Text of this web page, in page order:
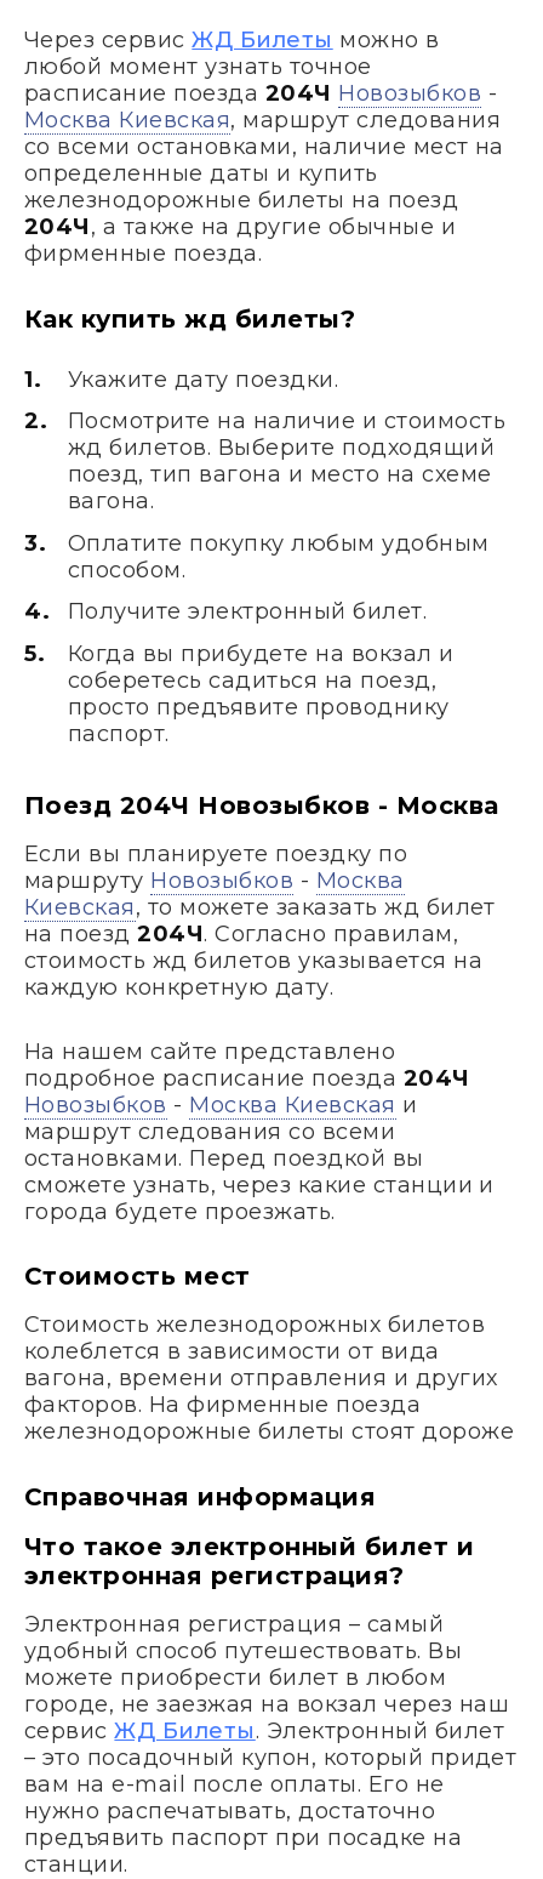
Через сервисЖД Билеты можно в
любой момент узнать точное
расписание поезда 204Ч Новозыбков -
Москва Киевская, маршрут следования
со всеми остановками, наличие мест на
определенные даты и купить
железнодорожные билеты на поезд
204Ч, а также на другие обычные и
фирменные поезда.
Как купить жд билеты?
Укажите дату поездки.
Посмотрите на наличие и стоимость
жд билетов. Выберите подходящий
поезд, тип вагона и место на схеме
вагона.
Оплатите покупку любым удобным
способом.
Получите электронный билет.
Когда вы прибудете на вокзал и
соберетесь садиться на поезд,
просто предъявите проводнику
паспорт.
Поезд 204Ч Новозыбков - Москва
Если вы планируете поездку по
маршруту Новозыбков - Москва
Киевская, то можете заказать жд билет
на поезд204Ч. Согласно правилам,
стоимость жд билетов указывается на
каждую конкретную дату.
На нашем сайте представлено
подробное расписание поезда 204Ч
Новозыбков - Москва Киевская и
маршрут следования со всеми
остановками. Перед поездкой вы
сможете узнать, через какие станции и
города будете проезжать.
Стоимость мест
Стоимость железнодорожных билетов
колеблется в зависимости от вида
вагона, времени отправления и других
факторов. На фирменные поезда
железнодорожные билеты стоят дороже
Справочная информация
Что такое электронный билет и
электронная регистрация?
Электронная регистрация – самый
удобный способ путешествовать. Вы
можете приобрести билет в любом
городе, не заезжая на вокзал через наш
сервисЖД Билеты. Электронный билет
– это посадочный купон, который придет
вам на e-mail после оплаты. Его не
нужно распечатывать, достаточно
предъявить паспорт при посадке на
станции.